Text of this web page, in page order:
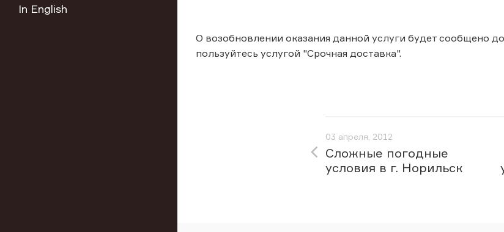
In English
О возобновлении оказания данной услуги будет сообщено
пользуйтесь услугой "Срочная доставка".
03 апреля, 2012
Cложные погодные
условия в г. Норильск